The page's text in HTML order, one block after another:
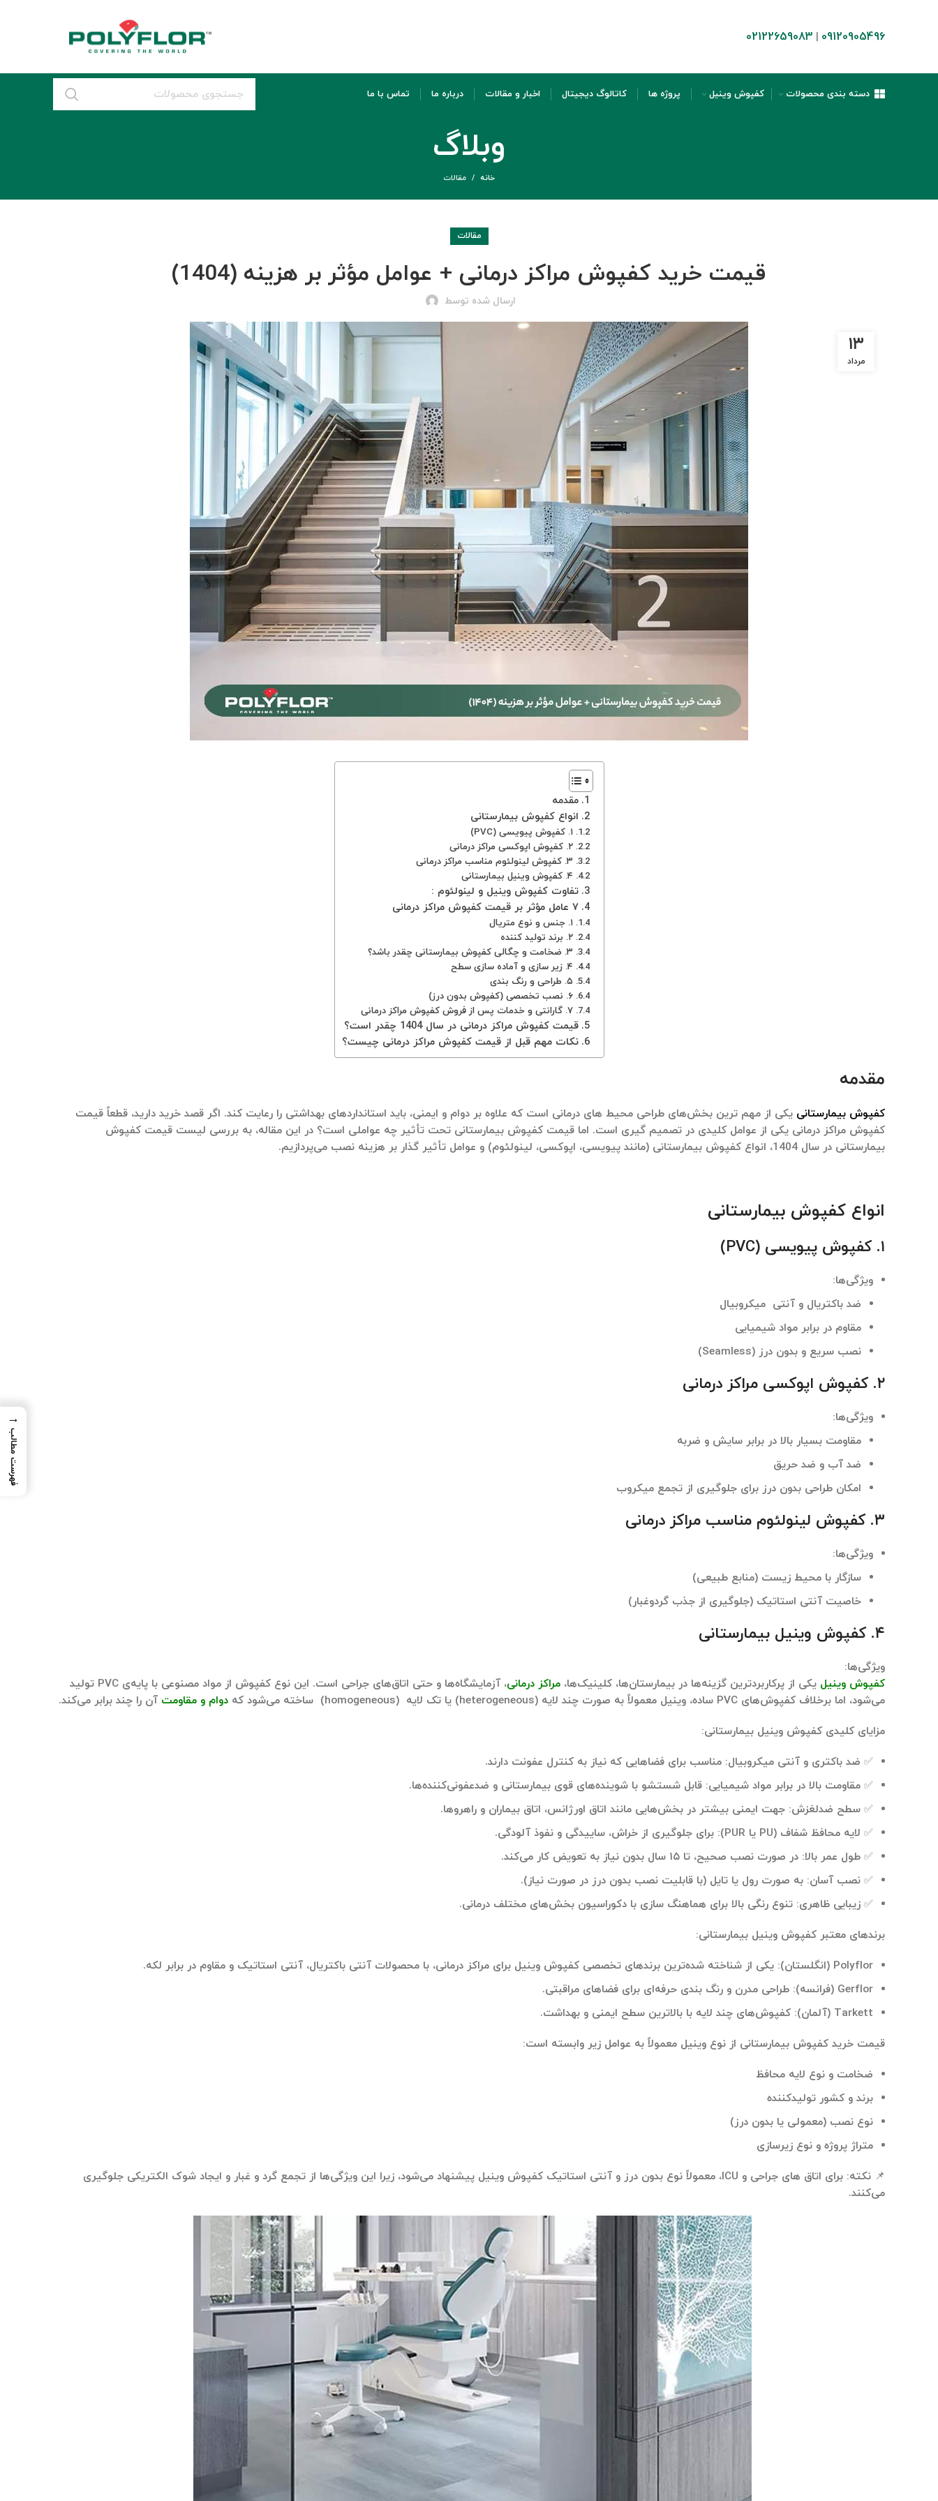
09120905496
02122659083
دسته بندی محصولات کفپوش وینیل پروژه ها کاتالوگ دیجیتال اخبار و مقالات درباره ما تماس با ما
وبلاگ
خانه مقالات
مقالات
قیمت خرید کفپوش مراکز درمانی + عوامل مؤثر بر هزینه (1404)
ارسال شده توسط
۱۳
مرداد
مقدمه
انواع کفپوش بیمارستانی
۱. کفپوش پیویسی (PVC)
۲. کفپوش اپوکسی مراکز درمانی
۳. کفپوش لینولئوم مناسب مراکز درمانی
۴. کفپوش وینیل بیمارستانی
تفاوت کفپوش وینیل و لینولئوم :
۷ عامل مؤثر بر قیمت کفپوش مراکز درمانی
۱. جنس و نوع متریال
۲. برند تولید کننده
۳. ضخامت و چگالی کفپوش بیمارستانی چقدر باشد؟
۴. زیر سازی و آماده‌ سازی سطح
۵. طراحی و رنگ ‌بندی
۶. نصب تخصصی (کفپوش بدون درز)
۷. گارانتی و خدمات پس از فروش کفپوش مراکز درمانی
قیمت کفپوش مراکز درمانی در سال 1404 چقدر است؟
نکات مهم قبل از قیمت کفپوش مراکز درمانی چیست؟
مقدمه
کفپوش بیمارستانی یکی از مهم ‌ترین بخش‌های طراحی محیط‌ های درمانی است که علاوه بر دوام و ایمنی، باید استانداردهای بهداشتی را رعایت کند. اگر قصد خرید دارید، قطعاً قیمت
کفپوش مراکز درمانی یکی از عوامل کلیدی در تصمیم ‌گیری است. اما قیمت کفپوش بیمارستانی تحت تأثیر چه عواملی است؟ در این مقاله، به بررسی لیست قیمت کفپوش
بیمارستانی در سال 1404، انواع کفپوش بیمارستانی (مانند پیویسی، اپوکسی، لینولئوم) و عوامل تأثیر گذار بر هزینه نصب می‌پردازیم.
انواع کفپوش بیمارستانی
۱. کفپوش پیویسی (PVC)
ویژگی‌ها:
ضد باکتریال و آنتی ‌میکروبیال
مقاوم در برابر مواد شیمیایی
نصب سریع و بدون درز (Seamless)
۲. کفپوش اپوکسی مراکز درمانی
ویژگی‌ها:
مقاومت بسیار بالا در برابر سایش و ضربه
ضد آب و ضد حریق
امکان طراحی بدون درز برای جلوگیری از تجمع میکروب
۳. کفپوش لینولئوم مناسب مراکز درمانی
ویژگی‌ها:
سازگار با محیط زیست (منابع طبیعی)
خاصیت آنتی ‌استاتیک (جلوگیری از جذب گردوغبار)
۴. کفپوش وینیل بیمارستانی
ویژگی‌ها:
کفپوش وینیل یکی از پرکاربردترین گزینه‌ها در بیمارستان‌ها، کلینیک‌ها، مراکز درمانی
، آزمایشگاه‌ها و حتی اتاق‌های جراحی است. این نوع کفپوش از مواد مصنوعی با پایه‌ی PVC تولید
می‌شود، اما برخلاف کفپوش‌های PVC ساده، وینیل معمولاً به ‌صورت
چند لایه (heterogeneous) یا تک ‌لایه (homogeneous) ساخته می‌شود که دوام و مقاومت آن را چند برابر می‌کند.
مزایای کلیدی کفپوش وینیل بیمارستانی:
✅ ضد باکتری و آنتی ‌میکروبیال: مناسب برای فضاهایی که نیاز به کنترل عفونت دارند.
✅ مقاومت بالا در برابر مواد شیمیایی: قابل شستشو با شوینده‌های قوی بیمارستانی و ضدعفونی‌کننده‌ها.
✅ سطح ضدلغزش: جهت ایمنی بیشتر در بخش‌هایی مانند اتاق اورژانس، اتاق بیماران و راهروها.
✅ لایه محافظ شفاف (PU یا
برای جلوگیری از خراش، ساییدگی و نفوذ آلودگی.
✅ طول عمر بالا: در صورت نصب صحیح، تا ۱۵ سال بدون نیاز به تعویض کار می‌کند.
✅ نصب آسان: به صورت رول یا تایل (با قابلیت نصب بدون درز در صورت نیاز).
✅ زیبایی ظاهری: تنوع رنگی بالا برای هماهنگ‌ سازی با دکوراسیون بخش‌های مختلف درمانی.
برندهای معتبر کفپوش وینیل بیمارستانی:
Polyflor (انگلستان
): یکی از شناخته‌ شده‌ترین برندهای تخصصی کفپوش وینیل برای مراکز درمانی، با محصولات آنتی ‌باکتریال، آنتی‌ استاتیک و مقاوم در برابر لکه.
Gerflor (فرانسه
): طراحی مدرن و رنگ‌ بندی حرفه‌ای برای فضاهای مراقبتی.
Tarkett (آلمان
): کفپوش‌های چند لایه با بالاترین سطح ایمنی و بهداشت.
قیمت خرید کفپوش بیمارستانی از نوع وینیل معمولاً به عوامل زیر وابسته است:
ضخامت و نوع لایه محافظ
برند و کشور تولیدکننده
نوع نصب (معمولی یا بدون درز)
متراژ پروژه و نوع زیرسازی
📌 نکته:
برای اتاق ‌های جراحی و ICU، معمولاً نوع بدون درز و آنتی ‌استاتیک کفپوش وینیل پیشنهاد می‌شود، زیرا این ویژگی‌ها از تجمع گرد و غبار و ایجاد شوک الکتریکی جلوگیری
می‌کنند.
→
فهرست مطالب